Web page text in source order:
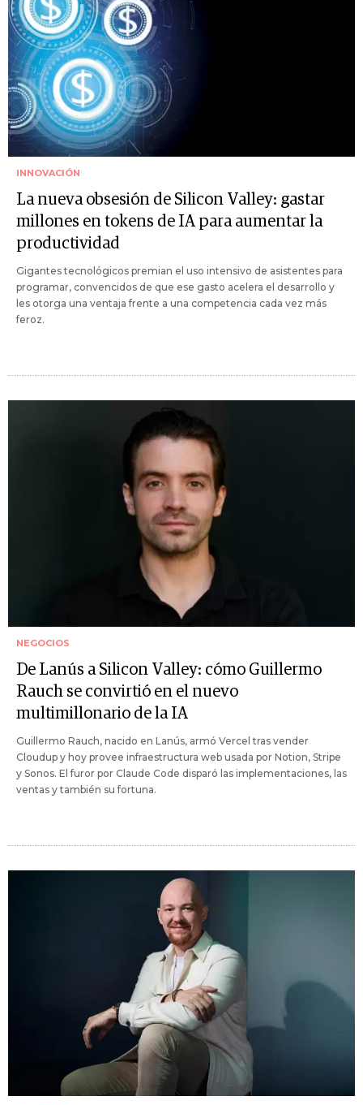
INNOVACIÓN
La nueva obsesión de Silicon Valley: gastar
millones en tokens de IA para aumentar la
productividad
Gigantes tecnológicos premian el uso intensivo de asistentes para
programar, convencidos de que ese gasto acelera el desarrollo y
les otorga una ventaja frente a una competencia cada vez más
feroz.
NEGOCIOS
De Lanús a Silicon Valley: cómo Guillermo
Rauch se convirtió en el nuevo
multimillonario de la IA
Guillermo Rauch, nacido en Lanús, armó Vercel tras vender
Cloudup y hoy provee infraestructura web usada por Notion, Stripe
y Sonos. El furor por Claude Code disparó las implementaciones, las
ventas y también su fortuna.